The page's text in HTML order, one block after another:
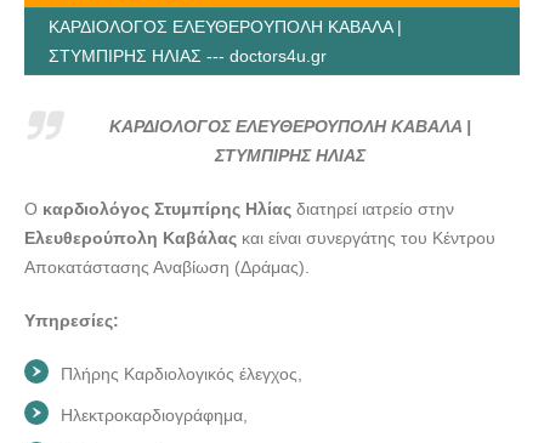
ΚΑΡΔΙΟΛΟΓΟΣ ΕΛΕΥΘΕΡΟΥΠΟΛΗ ΚΑΒΑΛΑ |
ΣΤΥΜΠΙΡΗΣ ΗΛΙΑΣ --- doctors4u.gr
ΚΑΡΔΙΟΛΟΓΟΣ ΕΛΕΥΘΕΡΟΥΠΟΛΗ ΚΑΒΑΛΑ |
ΣΤΥΜΠΙΡΗΣ ΗΛΙΑΣ
Ο καρδιολόγος Στυμπίρης Ηλίας διατηρεί ιατρείο στην
Ελευθερούπολη Καβάλας και είναι συνεργάτης του Κέντρου
Αποκατάστασης Αναβίωση (Δράμας).
Υπηρεσίες:
Πλήρης Καρδιολογικός έλεγχος,
Ηλεκτροκαρδιογράφημα,